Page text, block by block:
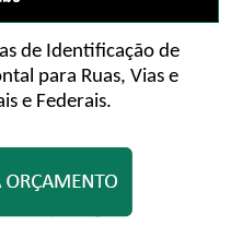
de Identificação de
para Ruas, Vias e
e Federais.